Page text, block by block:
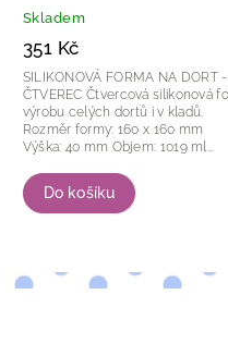
Skladem
351 Kč
Do košíku
SILIKONOVÁ FORMA NA DORT -
ČTVEREC Čtvercová silikonová forma na
výrobu celých dortů i v kladů.
Rozměr formy: 160 x 160 mm
Výška: 40 mm Objem: 1019 ml...